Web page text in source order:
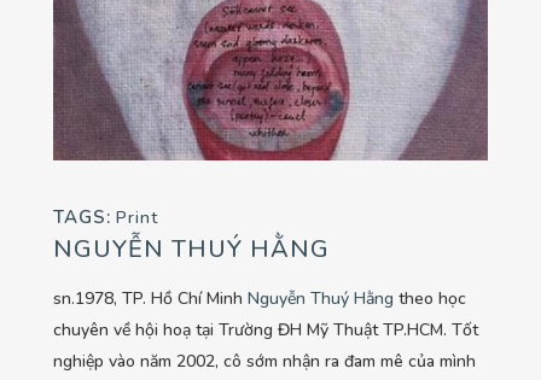
TAGS: Print
NGUYỄN THUÝ HẰNG
sn.1978, TP. Hồ Chí Minh Nguyễn Thuý Hằng theo học
chuyên về hội hoạ tại Trường ĐH Mỹ Thuật TP.HCM. Tốt
nghiệp vào năm 2002, cô sớm nhận ra đam mê của mình